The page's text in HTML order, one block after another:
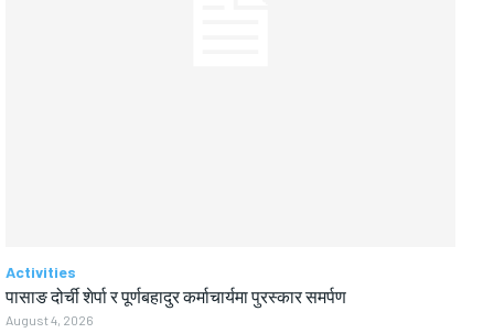
Activities
पासाङ दोर्ची शेर्पा र पूर्णबहादुर कर्माचार्यमा पुरस्कार समर्पण
August 4, 2026